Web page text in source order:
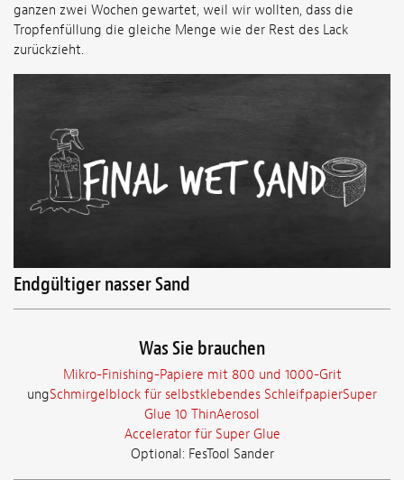
ganzen zwei Wochen gewartet, weil wir wollten, dass die
Tropfenfüllung die gleiche Menge wie der Rest des Lack
zurückzieht.
Endgültiger nasser Sand
Was Sie brauchen
Mikro-Finishing-Papiere mit 800 und 1000-Grit
ungSchmirgelblock für selbstklebendes SchleifpapierSuper
Glue 10 ThinAerosol
Accelerator für Super Glue
Optional: FesTool Sander